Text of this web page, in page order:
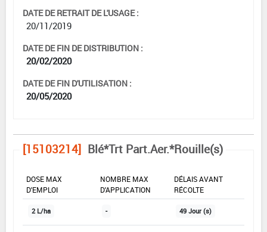
DATE DE RETRAIT DE L'USAGE :
20/11/2019
DATE DE FIN DE DISTRIBUTION :
20/02/2020
DATE DE FIN D'UTILISATION :
20/05/2020
[15103214] Blé*Trt Part.Aer.*Rouille(s)
DOSE MAX
D'EMPLOI
NOMBRE MAX
D'APPLICATION
DÉLAIS AVANT
RÉCOLTE
2 L/ha - 49 Jour (s)